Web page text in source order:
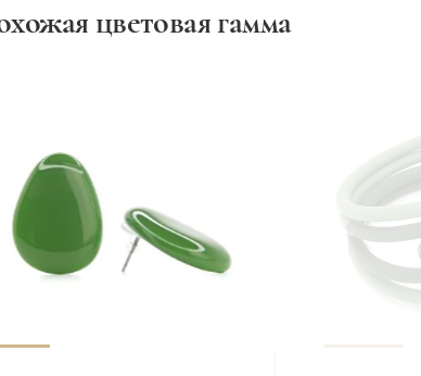
цветовая гамма